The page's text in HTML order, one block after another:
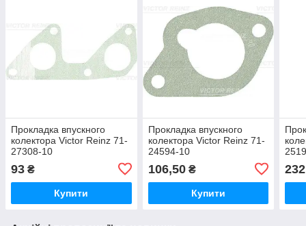
Прокладка впускного
колектора Victor Reinz 71-
27308-10
93 ₴
Купити
Прокладка впускного
колектора Victor Reinz 71-
24594-10
106,50₴
Купити